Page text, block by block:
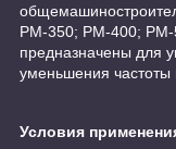
РМ-350; PM-400;
предназначены для
уменьшения частоты
Условия